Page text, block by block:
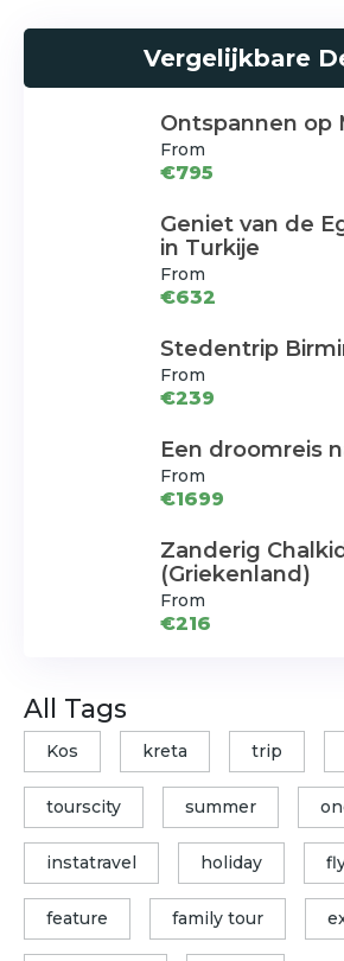
Vergelijkbare
Ontspannen op
From
€795
Geniet van de
in Turkije
From
€632
Stedentrip
From
€239
Een droomreis
From
€1699
Zanderig
(Griekenland)
From
€216
All Tags
Kos kreta trip
tourscity summer
instatravel holiday
feature family tour